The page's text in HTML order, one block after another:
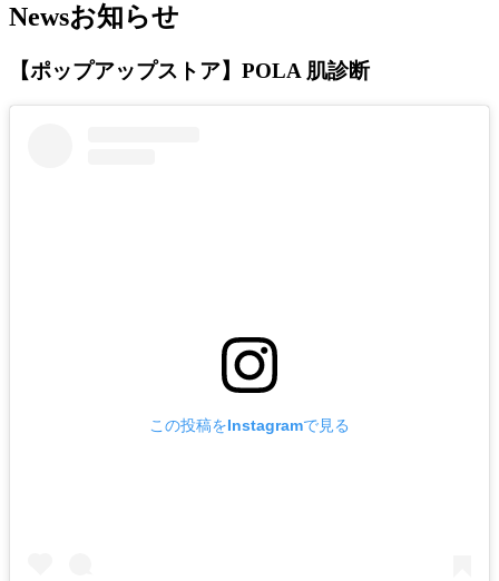
Newsお知らせ
【ポップアップストア】POLA 肌診断
この投稿をInstagramで見る